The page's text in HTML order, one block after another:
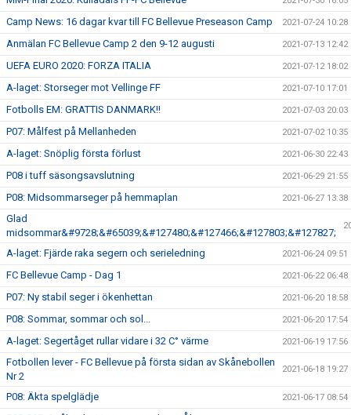
Camp News: 16 dagar kvar till FC Bellevue Preseason Camp 2021-07-24 10:28
Anmälan FC Bellevue Camp 2 den 9-12 augusti 2021-07-13 12:42
UEFA EURO 2020: FORZA ITALIA 2021-07-12 18:02
A-laget: Storseger mot Vellinge FF 2021-07-10 17:01
Fotbolls EM: GRATTIS DANMARK!! 2021-07-03 20:03
P07: Målfest på Mellanheden 2021-07-02 10:35
A-laget: Snöplig första förlust 2021-06-30 22:43
P08 i tuff säsongsavslutning 2021-06-29 21:55
P08: Midsommarseger på hemmaplan 2021-06-27 13:38
Glad
midsommar&#9728;&#65039;&#127480;&#127466;&#127803;&#127827;
A-laget: Fjärde raka segern och serieledning 2021-06-24 09:51
FC Bellevue Camp - Dag 1 2021-06-22 06:48
P07: Ny stabil seger i ökenhettan 2021-06-20 18:58
P08: Sommar, sommar och sol... 2021-06-20 17:54
A-laget: Segertåget rullar vidare i 32 C° värme 2021-06-19 17:56
Fotbollen lever - FC Bellevue på första sidan av Skånebollen
Nr 2
2021-06-18 19:27
P08: Äkta spelglädje 2021-06-17 08:54